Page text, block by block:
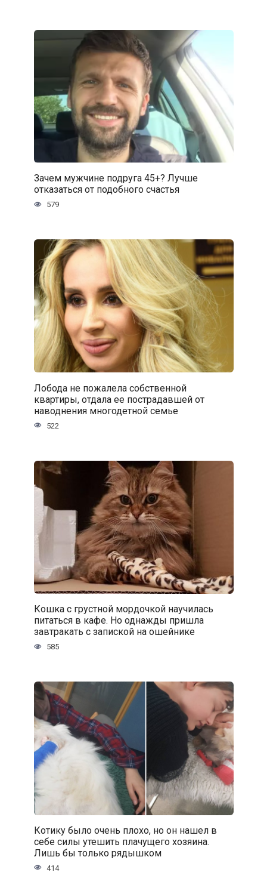
Зачем мужчине подруга 45+? Лучше
отказаться от подобного счастья
579
Лобода не пожалела собственной
квартиры, отдала ее пострадавшей от
наводнения многодетной семье
522
Кошка с грустной мордочкой научилась
питаться в кафе. Но однажды пришла
завтракать с запиской на ошейнике
585
Котику было очень плохо, но он нашел в
себе силы утешить плачущего хозяина.
Лишь бы только рядышком
414